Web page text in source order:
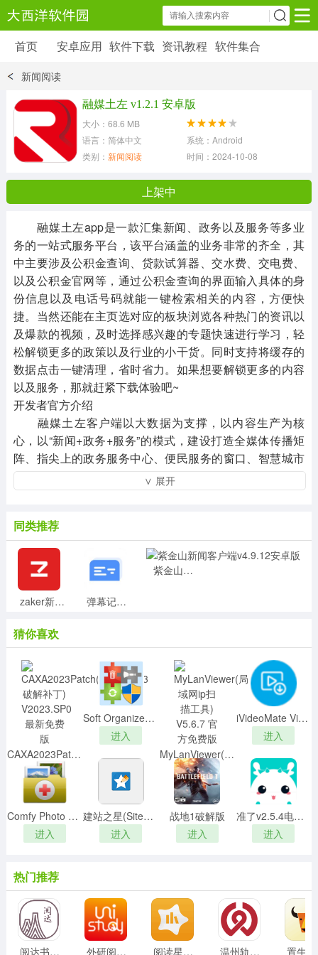
安卓应用 软件下载 资讯教程
6179 款应用
39 款应用
首页 安卓应用 软件下载 资讯教程 软件集合
新闻阅读
融媒土左 v1.2.1 安卓版
大小：68.6 MB
语言：简体中文
系统：Android
类别： 新闻阅读 时间：2024-10-08 08:27:28
上架中
融媒土左app是一款汇集新闻、政务以及服务等多业
务的一站式服务平台，该平台涵盖的业务非常的齐全，其
中主要涉及公积金查询、贷款试算器、交水费、交电费、
以及公积金官网等，通过公积金查询的界面输入具体的身
份信息以及电话号码就能一键检索相关的内容，方便快
捷。当然还能在主页选对应的板块浏览各种热门的资讯以
及爆款的视频，及时选择感兴趣的专题快速进行学习，轻
松解锁更多的政策以及行业的小干货。同时支持将缓存的
数据点击一键清理，省时省力。如果想要解锁更多的内容
以及服务，那就赶紧下载体验吧~
开发者官方介绍
融媒土左客户端以大数据为支撑，以内容生产为核
心，以“新闻+政务+服务”的模式，建设打造全媒体传播矩
阵、指尖上的政务服务中心、便民服务的窗口、智慧城市
的平台。
∨ 展开
同类推荐
zaker新闻官方版v8.8.3安卓版 弹幕记忆最新版v5.0.0安卓版
紫金山新闻客户端v4.9.12安卓版
猜你喜欢
CAXA2023Patch(CAXA2023破解补丁) V2023.SP0 最新免费版
进入
Soft Organizer PRO(软件卸载利器)v7.46绿色便携版
进入
MyLanViewer(局域网ip扫描工具) V5.6.7 官方免费版
进入
iVideoMate Video Downloaderv2.0.4破解版
进入
Comfy Photo Recovery 5中文破解版
进入
建站之星(SiteStar)模板v2.9最新全模板集合版
进入
战地1破解版
进入
准了v2.5.4电脑版
进入
热门推荐
阅达书城 v3.3.18 安卓版 外研阅读官方版v3.7.6安卓版 阅读星安卓版 7.31安卓版 温州轨道 v02.05.0002 安卓版